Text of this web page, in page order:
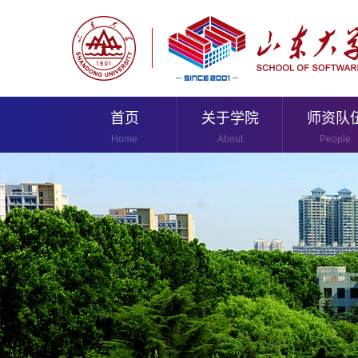
首页
Home
关于学院
About
师资队
People